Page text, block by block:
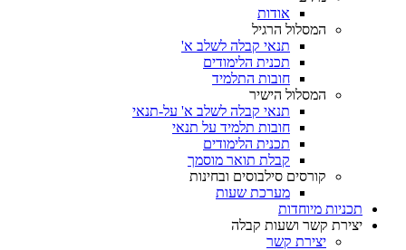
אודות
המסלול הרגיל
תנאי קבלה לשלב א'
תכנית הלימודים
חובות התלמיד
המסלול הישיר
תנאי קבלה לשלב א' על-תנאי
חובות תלמיד על תנאי
תכנית הלימודים
קבלת תואר מוסמך
קורסים סילבוסים ובחינות
מערכת שעות
תכניות מיוחדות
יצירת קשר ושעות קבלה
יצירת קשר